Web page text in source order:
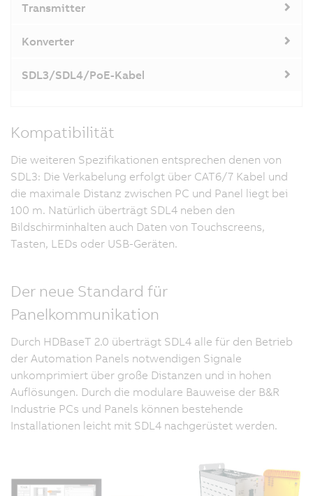
Transmitter
Konverter
SDL3/SDL4/PoE-Kabel
Kompatibilität
Die weiteren Spezifikationen entsprechen denen von
SDL3: Die Verkabelung erfolgt über CAT6/7 Kabel und
die maximale Distanz zwischen PC und Panel liegt bei
100 m. Natürlich überträgt SDL4 neben den
Bildschirminhalten auch Daten von Touchscreens,
Tasten, LEDs oder USB-Geräten.
Der neue Standard für
Panelkommunikation
Durch HDBaseT 2.0 überträgt SDL4 alle für den Betrieb
der Automation Panels notwendigen Signale
unkomprimiert über große Distanzen und in hohen
Auflösungen. Durch die modulare Bauweise der B&R
Industrie PCs und Panels können bestehende
Installationen leicht mit SDL4 nachgerüstet werden.